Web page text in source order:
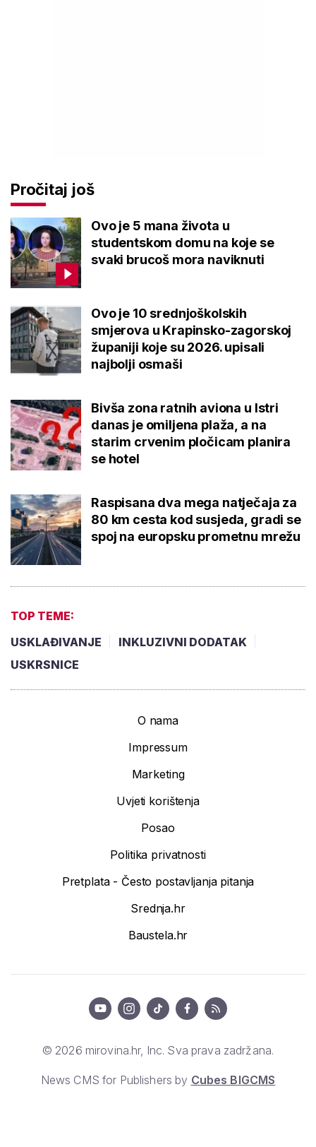
Pročitaj još
Ovo je 5 mana života u
studentskom domu na koje se
svaki brucoš mora naviknuti
Ovo je 10 srednjoškolskih
smjerova u Krapinsko-zagorskoj
županiji koje su 2026. upisali
najbolji osmaši
Bivša zona ratnih aviona u Istri
danas je omiljena plaža, a na
starim crvenim pločicam planira
se hotel
Raspisana dva mega natječaja za
80 km cesta kod susjeda, gradi se
spoj na europsku prometnu mrežu
TOP TEME:
USKLAĐIVANJE
INKLUZIVNI DODATAK
USKRSNICE
O nama
Impressum
Marketing
Uvjeti korištenja
Posao
Politika privatnosti
Pretplata - Često postavljanja pitanja
Srednja.hr
Baustela.hr
© 2026 mirovina.hr, Inc. Sva prava zadržana.
News CMS for Publishers by Cubes BIGCMS